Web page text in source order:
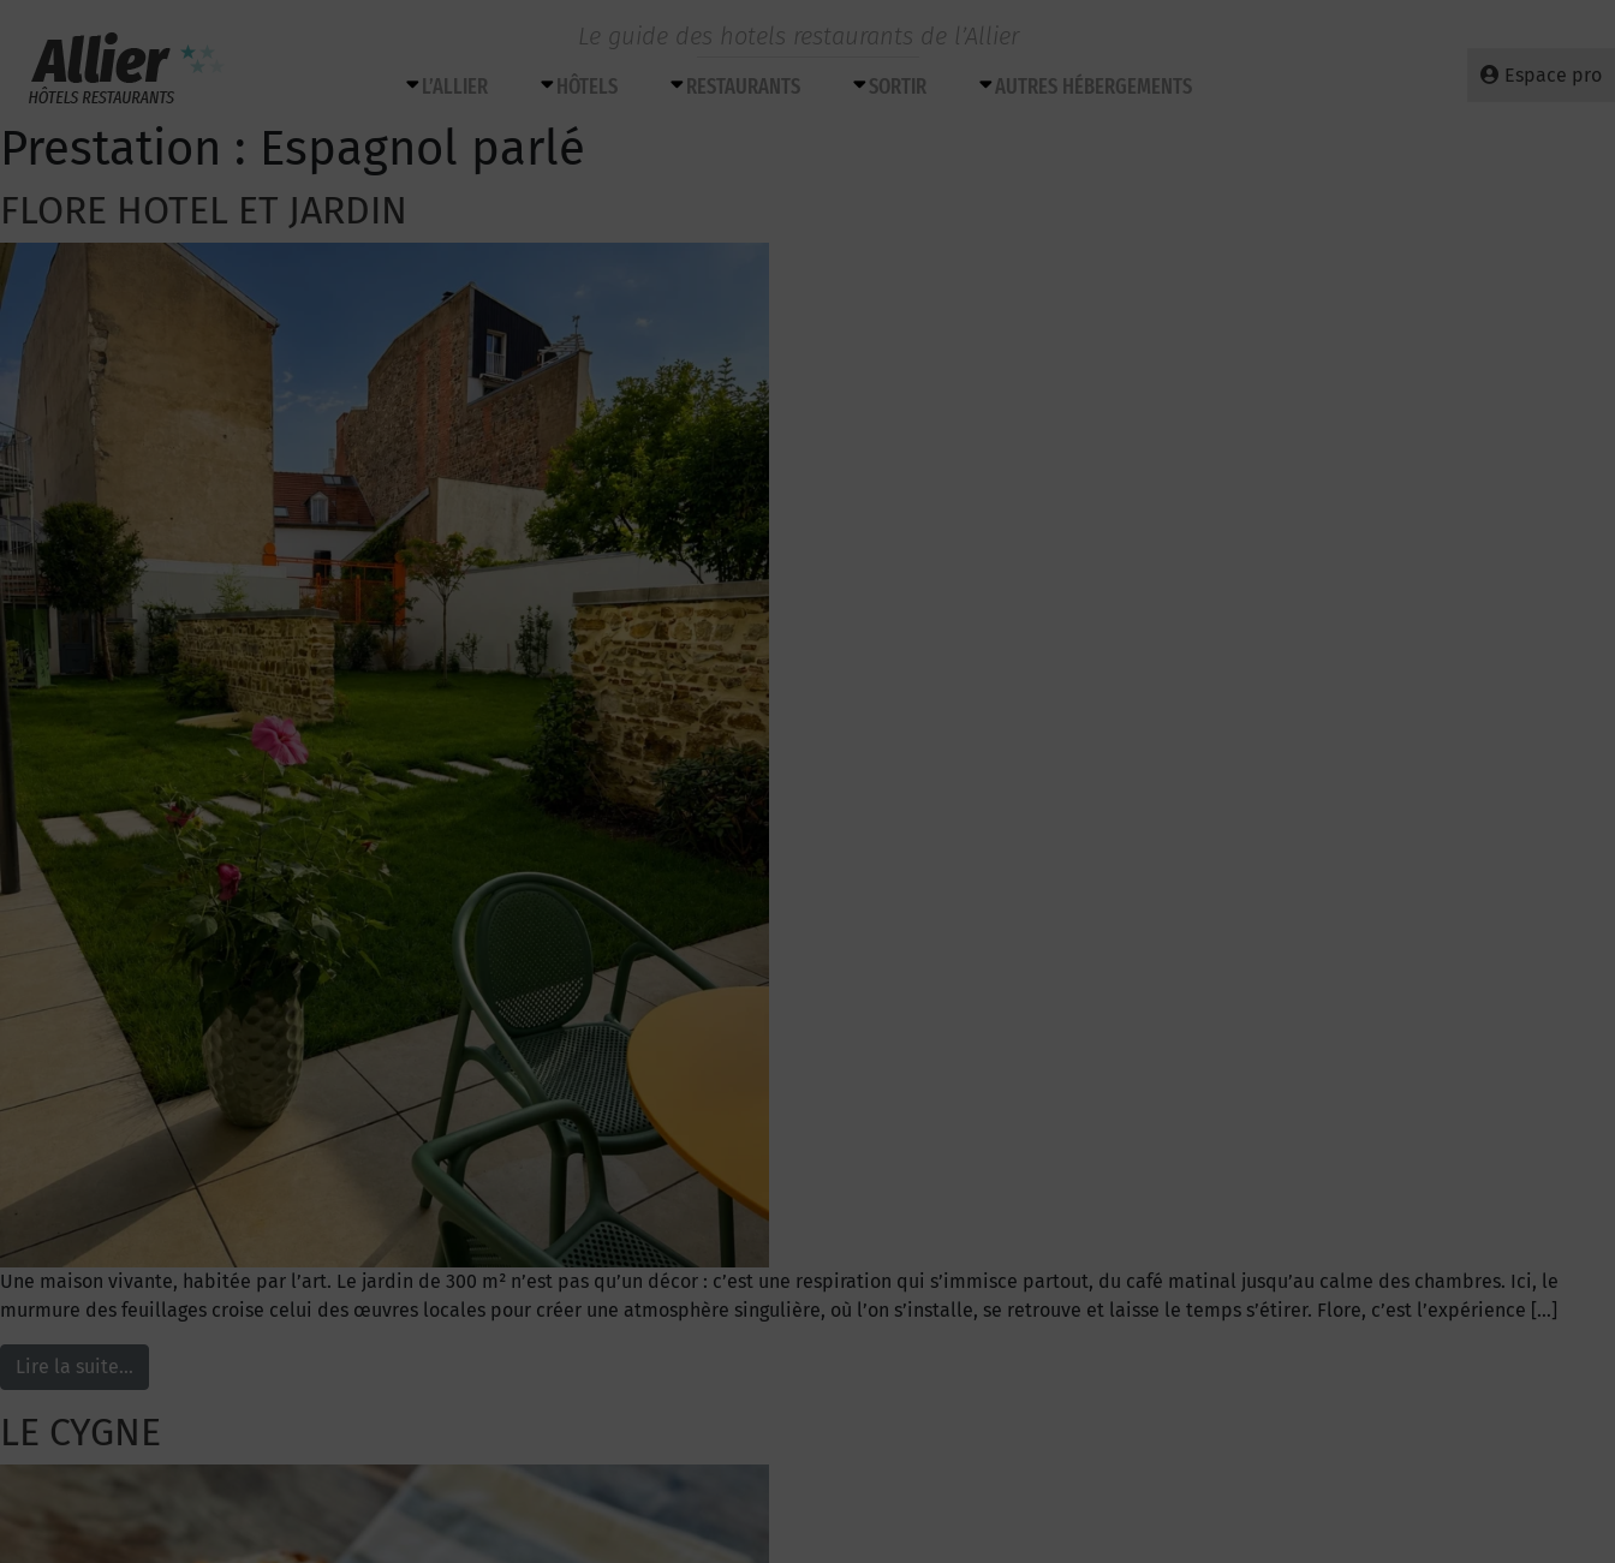
Le guide des hotels restaurants de l’Allier
Espace pro
L’ALLIER HÔTELS RESTAURANTS SORTIR AUTRES HÉBERGEMENTS
Prestation : Espagnol parlé
FLORE HOTEL ET JARDIN
Une maison vivante, habitée par l’art. Le jardin de 300 m² n’est pas qu’un décor : c’est une respiration qui s’immisce partout, du café matinal jusqu’au calme des chambres. Ici, le
murmure des feuillages croise celui des œuvres locales pour créer une atmosphère singulière, où l’on s’installe, se retrouve et laisse le temps s’étirer. Flore, c’est l’expérience […]
Lire la suite…
LE CYGNE